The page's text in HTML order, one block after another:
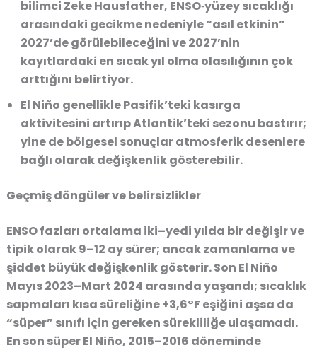
bilimci Zeke Hausfather, ENSO‑yüzey sıcaklığı
arasındaki gecikme nedeniyle “asıl etkinin”
2027’de görülebileceğini ve 2027’nin
kayıtlardaki en sıcak yıl olma olasılığının çok
arttığını belirtiyor.
El Niño genellikle Pasifik’teki kasırga
aktivitesini artırıp Atlantik’teki sezonu bastırır;
yine de bölgesel sonuçlar atmosferik desenlere
bağlı olarak değişkenlik gösterebilir.
Geçmiş döngüler ve belirsizlikler
ENSO fazları ortalama iki–yedi yılda bir değişir ve
tipik olarak 9–12 ay sürer; ancak zamanlama ve
şiddet büyük değişkenlik gösterir. Son El Niño
Mayıs 2023–Mart 2024 arasında yaşandı; sıcaklık
sapmaları kısa süreliğine +3,6°F eşiğini aşsa da
“süper” sınıfı için gereken sürekliliğe ulaşamadı.
En son süper El Niño, 2015–2016 döneminde